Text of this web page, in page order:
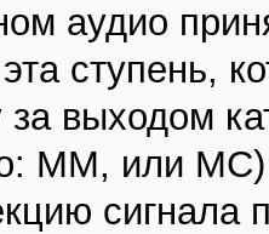
аудио
ступень,
за выходом
ММ, или МС)
сигнала